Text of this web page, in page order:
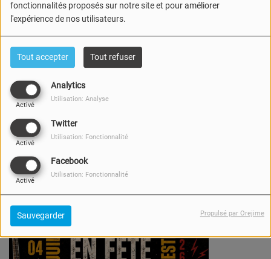
fonctionnalités proposés sur notre site et pour améliorer
l'expérience de nos utilisateurs.
Tout accepter Tout refuser
Analytics
Activé
Utilisation: Analyse
Twitter
Activé
Utilisation: Fonctionnalité
Facebook
Activé
Utilisation: Fonctionnalité
Sauvegarder Propulsé par Orejime
25 JUIN 2026
Participez à notre concours pour tenter de remporter des
entrées pourla 6e édition du Kiosque en Fête Festival
lieu ces 3 et 4 juillet sur la Grand Place d'Ecaussinnes !